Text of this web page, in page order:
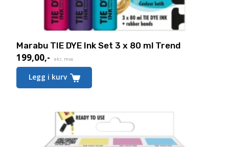
Marabu TIE DYE Ink Set 3 x 80 ml Trend
199,00,- eks. mva.
Legg i kurv